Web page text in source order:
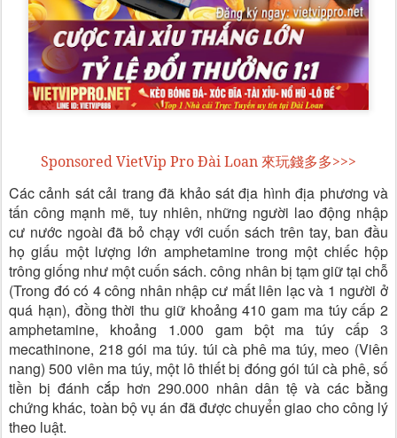
Sponsored VietVip Pro Đài Loan 來玩錢多多>>>
Các cảnh sát cải trang đã khảo sát địa hình địa phương và
tấn công mạnh mẽ, tuy nhiên, những người lao động nhập
cư nước ngoài đã bỏ chạy với cuốn sách trên tay, ban đầu
họ giấu một lượng lớn amphetamine trong một chiếc hộp
trông giống như một cuốn sách. công nhân bị tạm giữ tại chỗ
(Trong đó có 4 công nhân nhập cư mất liên lạc và 1 người ở
quá hạn), đồng thời thu giữ khoảng 410 gam ma túy cấp 2
amphetamine, khoảng 1.000 gam bột ma túy cấp 3
mecathinone, 218 gói ma túy. túi cà phê ma túy, meo (Viên
nang) 500 viên ma túy, một lô thiết bị đóng gói túi cà phê, số
tiền bị đánh cắp hơn 290.000 nhân dân tệ và các bằng
chứng khác, toàn bộ vụ án đã được chuyển giao cho công lý
theo luật.